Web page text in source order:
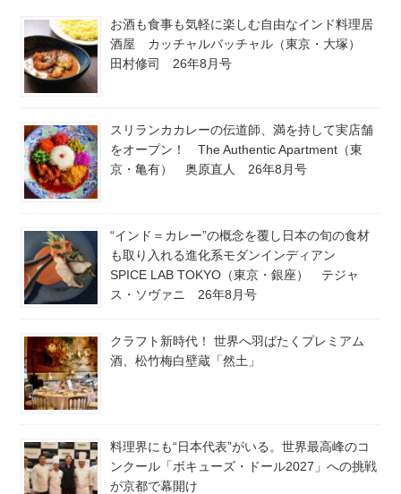
お酒も食事も気軽に楽しむ自由なインド料理居
酒屋 カッチャルバッチャル（東京・大塚）
田村修司 26年8月号
スリランカカレーの伝道師、満を持して実店舗
をオープン！ The Authentic Apartment（東
京・亀有） 奥原直人 26年8月号
“インド＝カレー”の概念を覆し日本の旬の食材
も取り入れる進化系モダンインディアン
SPICE LAB TOKYO（東京・銀座） テジャ
ス・ソヴァニ 26年8月号
クラフト新時代！ 世界へ羽ばたくプレミアム
酒、松竹梅白壁蔵「然土」
料理界にも“日本代表”がいる。世界最高峰のコ
ンクール「ボキューズ・ドール2027」への挑戦
が京都で幕開け